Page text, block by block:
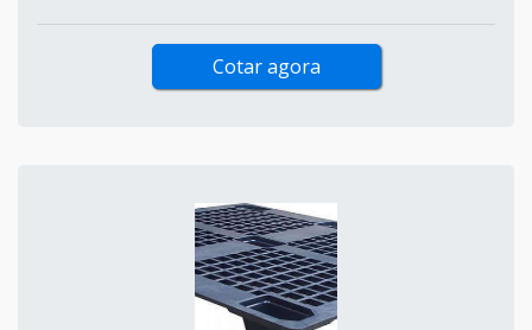
Cotar agora